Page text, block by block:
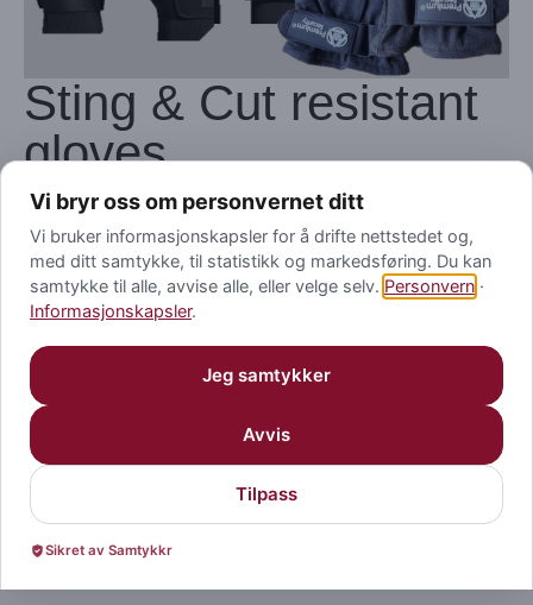
Sting & Cut resistant
gloves
The challenge
High performance gloves ideal for security personnel,
where high stab and needle puncture resistance is
required.
against syringes, needles and sharps.Highest resistance
for cut injuries by knives, scissors, glass, etc
Visit Website
Vi bryr oss om personvernet ditt
Vi bruker informasjonskapsler for å drifte nettstedet og,
med ditt samtykke, til statistikk og markedsføring. Du kan
samtykke til alle, avvise alle, eller velge selv. Personvern ·
Informasjonskapsler.
Jeg samtykker
Avvis
Tilpass
Sikret av Samtykkr